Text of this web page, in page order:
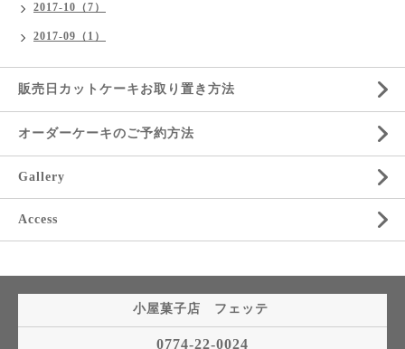
2017-10（7）
2017-09（1）
販売日カットケーキお取り置き方法
オーダーケーキのご予約方法
Gallery
Access
小屋菓子店 フェッテ
0774-22-0024